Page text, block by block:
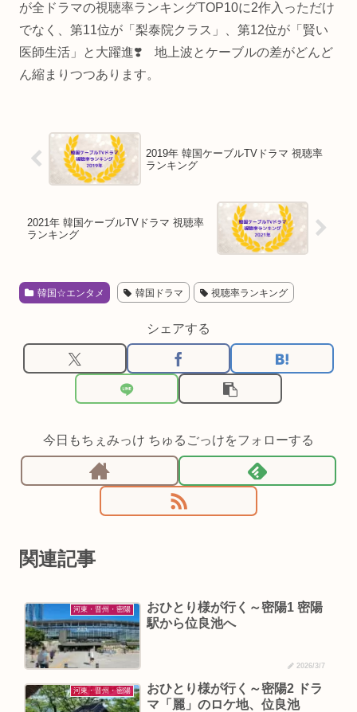
が全ドラマの視聴率ランキングTOP10に2作入っただけ
でなく、第11位が「梨泰院クラス」、第12位が「賢い
医師生活」と大躍進❣️ 地上波とケーブルの差がどんど
ん縮まりつつあります。
2019年 韓国ケーブルTVドラマ 視聴率
ランキング
2021年 韓国ケーブルTVドラマ 視聴率
ランキング
韓国☆エンタメ 韓国ドラマ 視聴率ランキング
シェアする
今日もちぇみっけ ちゅるごっけをフォローする
関連記事
河東・晋州・密陽
おひとり様が行く～密陽1 密陽
駅から位良池へ
2026/3/7
河東・晋州・密陽
おひとり様が行く～密陽2 ドラ
マ「麗」のロケ地、位良池